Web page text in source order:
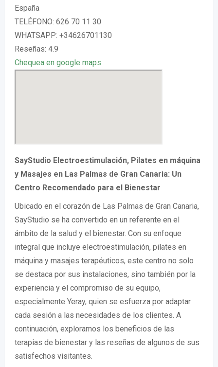
España
TELÉFONO: 626 70 11 30
WHATSAPP: +34626701130
Reseñas: 4.9
Chequea en google maps
SayStudio Electroestimulación, Pilates en máquina
y Masajes en Las Palmas de Gran Canaria: Un
Centro Recomendado para el Bienestar
Ubicado en el corazón de Las Palmas de Gran Canaria,
SayStudio se ha convertido en un referente en el
ámbito de la salud y el bienestar. Con su enfoque
integral que incluye electroestimulación, pilates en
máquina y masajes terapéuticos, este centro no solo
se destaca por sus instalaciones, sino también por la
experiencia y el compromiso de su equipo,
especialmente Yeray, quien se esfuerza por adaptar
cada sesión a las necesidades de los clientes. A
continuación, exploramos los beneficios de las
terapias de bienestar y las reseñas de algunos de sus
satisfechos visitantes.